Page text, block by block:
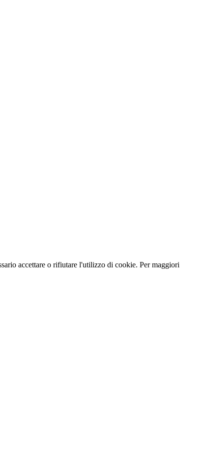
accettare o rifiutare l'utilizzo di cookie. Per maggiori